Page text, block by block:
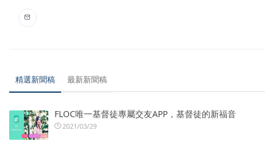
精選新聞稿 最新新聞稿
FLOC唯一基督徒專屬交友APP，基督徒的新福音
2021/03/29